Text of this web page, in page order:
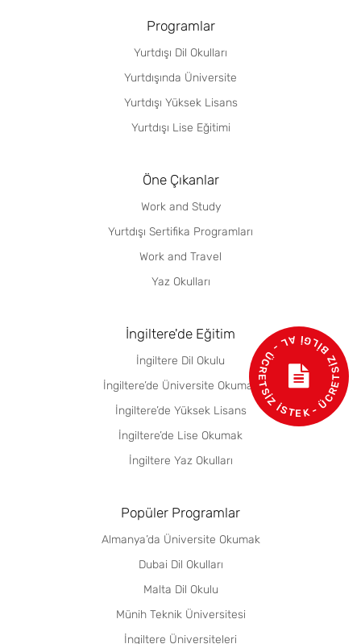
Programlar
Yurtdışı Dil Okulları
Yurtdışında Üniversite
Yurtdışı Yüksek Lisans
Yurtdışı Lise Eğitimi
Öne Çıkanlar
Work and Study
Yurtdışı Sertifika Programları
Work and Travel
Yaz Okulları
İngiltere'de Eğitim
İngiltere Dil Okulu
İngiltere’de Üniversite Okumak
İngiltere’de Yüksek Lisans
İngiltere’de Lise Okumak
İngiltere Yaz Okulları
Popüler Programlar
Almanya’da Üniversite Okumak
Dubai Dil Okulları
Malta Dil Okulu
Münih Teknik Üniversitesi
İngiltere Üniversiteleri
- ÜCRETSİZ BİLGİ AL - ÜCRETSİZ İSTEK